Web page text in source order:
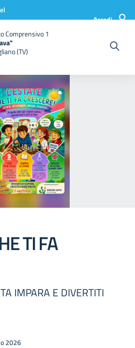
Accedi
Comprensivo 1
(TV)
TI FA
IMPARA E DIVERTITI
2026